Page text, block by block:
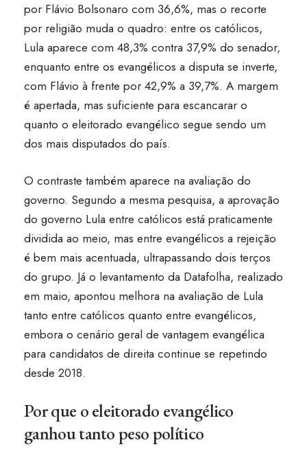
por Flávio Bolsonaro com 36,6%, mas o recorte
por religião muda o quadro: entre os católicos,
Lula aparece com 48,3% contra 37,9% do senador,
enquanto entre os evangélicos a disputa se inverte,
com Flávio à frente por 42,9% a 39,7%. A margem
é apertada, mas suficiente para escancarar o
quanto o eleitorado evangélico segue sendo um
dos mais disputados do país.
O contraste também aparece na avaliação do
governo. Segundo a mesma pesquisa, a aprovação
do governo Lula entre católicos está praticamente
dividida ao meio, mas entre evangélicos a rejeição
é bem mais acentuada, ultrapassando dois terços
do grupo. Já o levantamento da Datafolha, realizado
em maio, apontou melhora na avaliação de Lula
tanto entre católicos quanto entre evangélicos,
embora o cenário geral de vantagem evangélica
para candidatos de direita continue se repetindo
desde 2018.
Por que o eleitorado evangélico
ganhou tanto peso político